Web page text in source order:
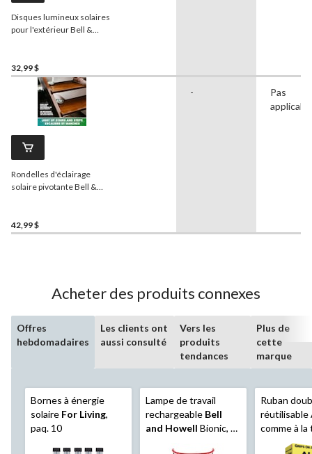
Disques lumineux solaires
pour l'extérieur Bell &
32,99 $
Rondelles d'éclairage
solaire pivotante Bell &
42,99 $
-
Pas
Acheter des produits connexes
Offres
hebdomadaires
Les clients ont
aussi consulté
Vers les
produits
tendances
Plus de
cette
marque
Bornes à énergie
solaire For Living,
paq. 10
Lampe de travail
rechargeable Bell
and Howell Bionic, 1
Ruban
réutilisable
comme à la